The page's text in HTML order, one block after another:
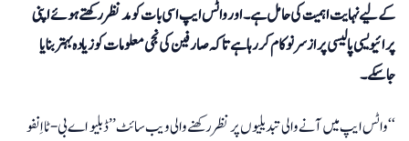
کے لیے نہایت اہمیت کی حامل ہے۔ اور واٹس ایپ اسی بات کو مدنظر رکھتے ہوئے اپنی
پرائیویسی پالیسی پر ازسر نو کام کر رہا ہے تاکہ صارفین کی نجی معلومات کو زیادہ بہتر بنایا
جاسکے۔
واٹس ایپ میں آنے والی تبدیلیوں پر نظر رکھنے والی ویب سائٹ ’’ڈبلیو اے بی-ٹا اِنفو‘‘